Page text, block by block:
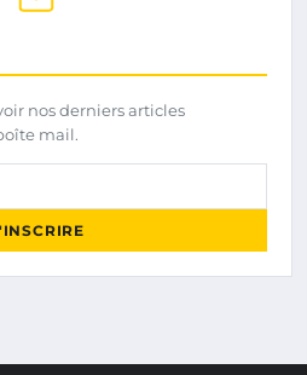
nos derniers articles
mail.